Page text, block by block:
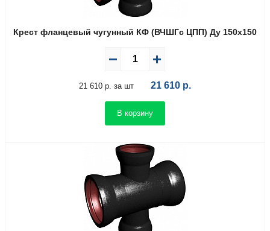
Крест фланцевый чугунный КФ (ВЧШГс ЦПП) Ду 150х150
21 610 р. за шт 21 610 р.
В корзину